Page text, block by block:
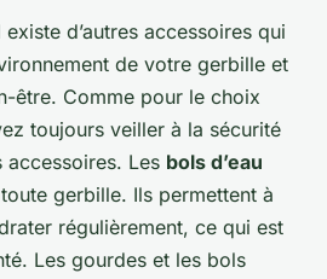
d’autres accessoires qui
de votre gerbille et
être. Comme pour le choix
toujours veiller à la sécurité
Les bols d’eau
gerbille. Ils permettent à
régulièrement, ce qui est
Les gourdes et les bols